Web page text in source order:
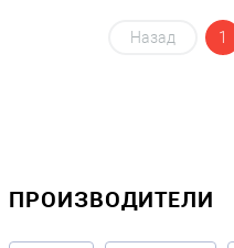
Назад 1
ПРОИЗВОДИТЕЛИ